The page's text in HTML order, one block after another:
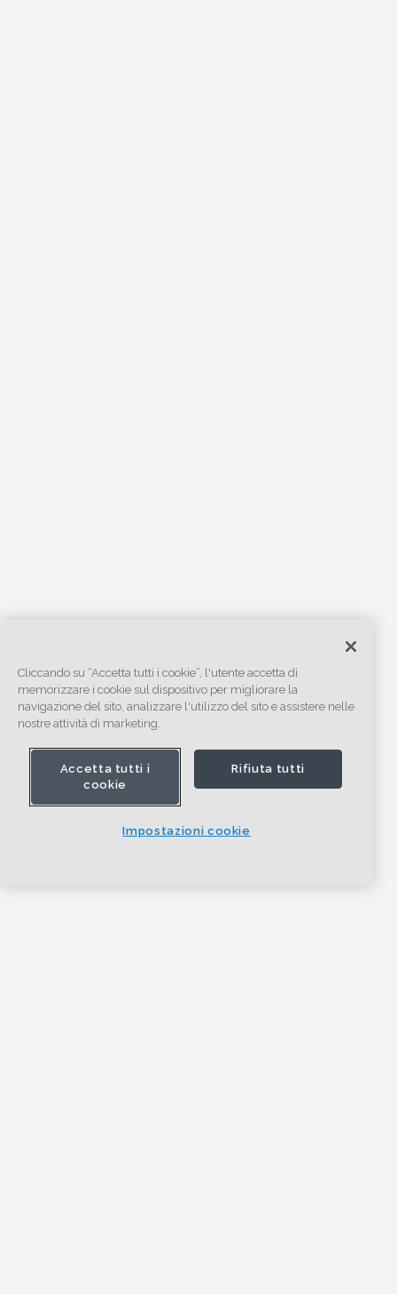
Cliccando su “Accetta tutti i cookie”, l'utente accetta di
memorizzare i cookie sul dispositivo per migliorare la
navigazione del sito, analizzare l'utilizzo del sito e assistere nelle
nostre attività di marketing.
Accetta tutti i
cookie
Rifiuta tutti
Impostazioni cookie